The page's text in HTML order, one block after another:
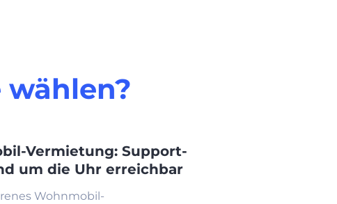
Vermietung: Support-
um die Uhr erreichbar
Wohnmobil-